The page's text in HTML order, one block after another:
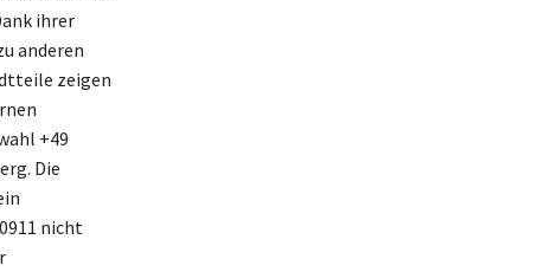
ihrer
anderen
zeigen
+49
Die
nicht